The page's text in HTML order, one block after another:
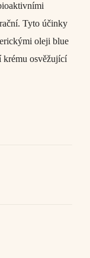
Tyto účinky
oleji blue
krému osvěžující